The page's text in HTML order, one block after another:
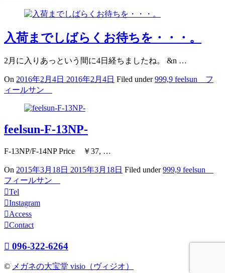
入荷までしばらくお待ちを・・・。
2月に入りあっという間に4日経ちましたね。 &n …
On 2016年2月4日 2016年2月4日 Filed under999,9 feelsun フ
ィールサン
feelsun-F-13NP-
F-13NP/F-14NP Price ￥37, …
On 2015年3月18日 2015年3月18日 Filed under999,9 feelsun
フィールサン
Tel
Instagram
Access
Contact
096-322-6264
© メガネの大宝堂 visio（ヴィジオ）